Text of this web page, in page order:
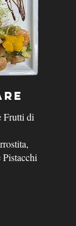
Frutti di